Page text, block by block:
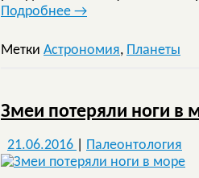
Подробнее →
Метки Астрономия, Планеты
Змеи потеряли ноги в
21.06.2016 Палеонтология